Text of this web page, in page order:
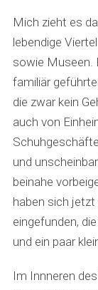
Mich zieht es
lebendige
sowie Museen.
familiär
die zwar kein
auch von
und
beinahe
haben sich
eingefunden,
und ein paar
Im Innneren